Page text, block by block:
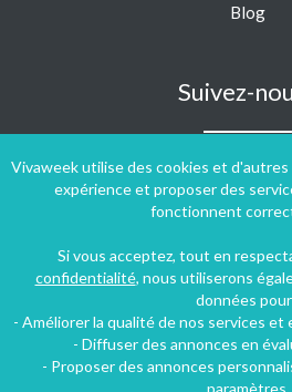
Vivaweek utilise des cookies et
expérience et proposer des
fonctionnent
Si vous acceptez, tout en
confidentialité, nous utiliserons
données
- Améliorer la qualité de nos services et
- Diffuser des annonces en
- Proposer des annonces
paramètres.
Blog
Suivez-